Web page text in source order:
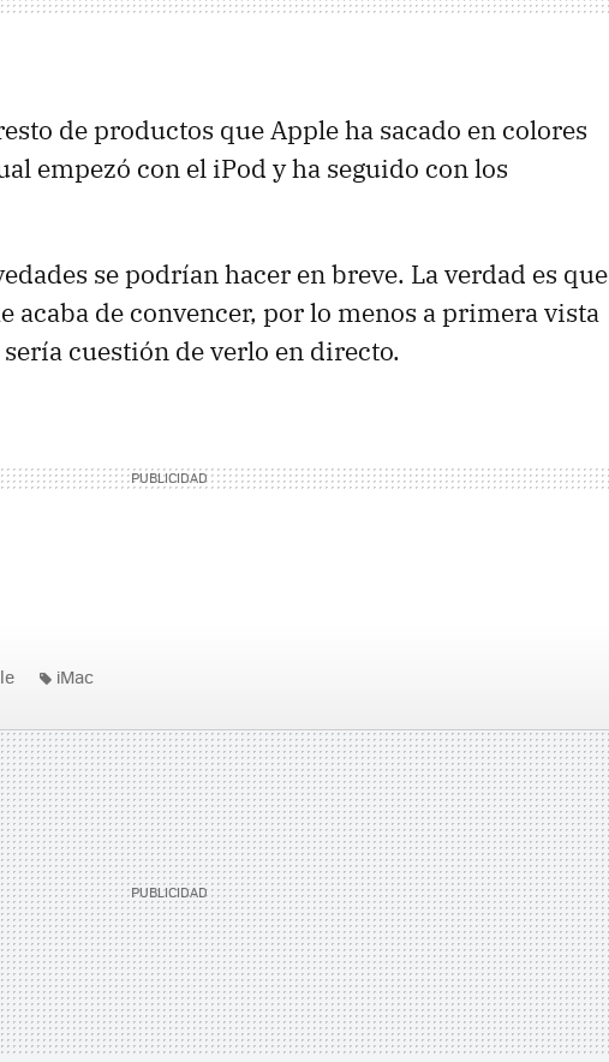
de productos que Apple ha sacado en colores
empezó con el iPod y ha seguido con los
se podrían hacer en breve. La verdad es que
acaba de convencer, por lo menos a primera vista
cuestión de verlo en directo.
iMac